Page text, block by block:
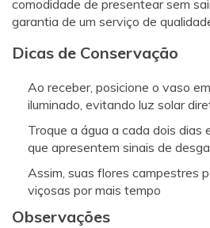
comodidade de presentear sem
garantia de um serviço de
Dicas de Conservação
Ao receber, posicione o vaso
iluminado, evitando luz solar
Troque a água a cada dois dias
que apresentem sinais de
Assim, suas flores campestres
viçosas por mais tempo
Observações